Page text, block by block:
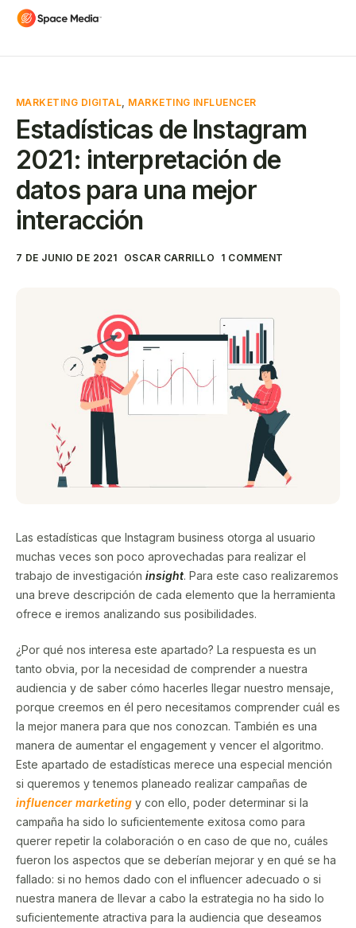
MARKETING DIGITAL, MARKETING INFLUENCER
Estadísticas de Instagram
2021: interpretación de
datos para una mejor
interacción
7 DE JUNIO DE 2021 OSCAR CARRILLO 1 COMMENT
Las estadísticas que Instagram business otorga al usuario
muchas veces son poco aprovechadas para realizar el
trabajo de investigación insight. Para este caso realizaremos
una breve descripción de cada elemento que la herramienta
ofrece e iremos analizando sus posibilidades.
¿Por qué nos interesa este apartado? La respuesta es un
tanto obvia, por la necesidad de comprender a nuestra
audiencia y de saber cómo hacerles llegar nuestro mensaje,
porque creemos en él pero necesitamos comprender cuál es
la mejor manera para que nos conozcan. También es una
manera de aumentar el engagement y vencer el algoritmo.
Este apartado de estadísticas merece una especial mención
si queremos y tenemos planeado realizar campañas de
influencer marketing y con ello, poder determinar si la
campaña ha sido lo suficientemente exitosa como para
querer repetir la colaboración o en caso de que no, cuáles
fueron los aspectos que se deberían mejorar y en qué se ha
fallado: si no hemos dado con el influencer adecuado o si
nuestra manera de llevar a cabo la estrategia no ha sido lo
suficientemente atractiva para la audiencia que deseamos